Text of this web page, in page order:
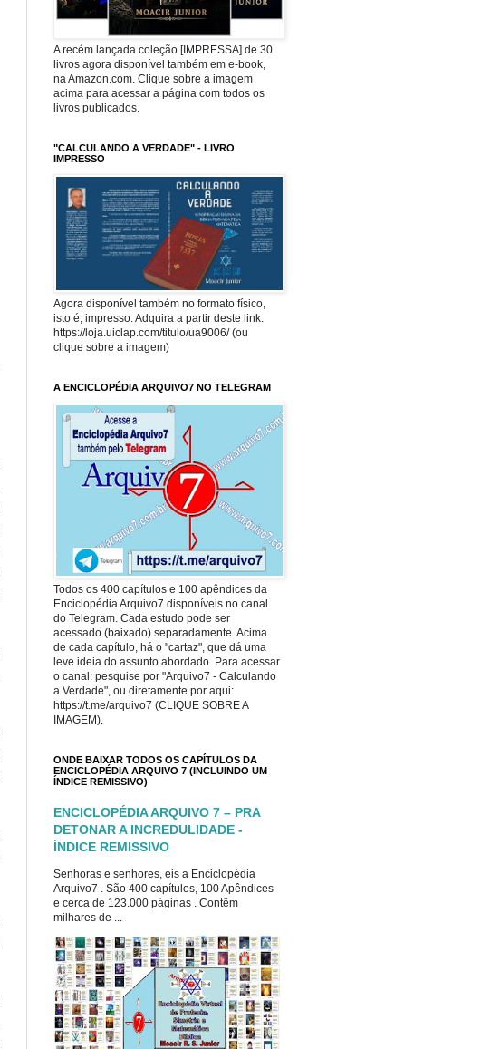
A recém lançada coleção [IMPRESSA] de 30
livros agora disponível também em e-book,
na Amazon.com. Clique sobre a imagem
acima para acessar a página com todos os
livros publicados.
"CALCULANDO A VERDADE" - LIVRO
IMPRESSO
Agora disponível também no formato físico,
isto é, impresso. Adquira a partir deste link:
https://loja.uiclap.com/titulo/ua9006/ (ou
clique sobre a imagem)
A ENCICLOPÉDIA ARQUIVO7 NO TELEGRAM
Todos os 400 capítulos e 100 apêndices da
Enciclopédia Arquivo7 disponíveis no canal
do Telegram. Cada estudo pode ser
acessado (baixado) separadamente. Acima
de cada capítulo, há o "cartaz", que dá uma
leve ideia do assunto abordado. Para acessar
o canal: pesquise por "Arquivo7 - Calculando
a Verdade", ou diretamente por aqui:
https://t.me/arquivo7 (CLIQUE SOBRE A
IMAGEM).
ONDE BAIXAR TODOS OS CAPÍTULOS DA
ENCICLOPÉDIA ARQUIVO 7 (INCLUINDO UM
ÍNDICE REMISSIVO)
ENCICLOPÉDIA ARQUIVO 7 – PRA
DETONAR A INCREDULIDADE -
ÍNDICE REMISSIVO
Senhoras e senhores, eis a Enciclopédia
Arquivo7 . São 400 capítulos, 100 Apêndices
e cerca de 123.000 páginas . Contêm
milhares de ...